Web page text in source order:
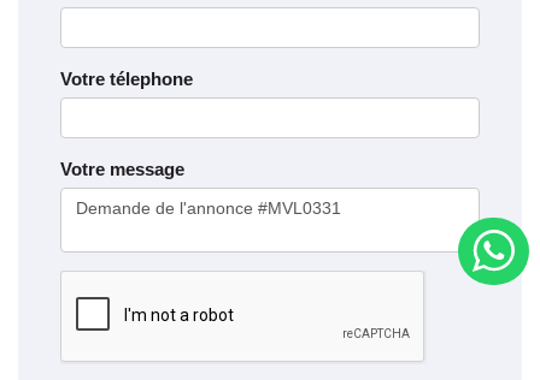
Votre télephone
Votre message